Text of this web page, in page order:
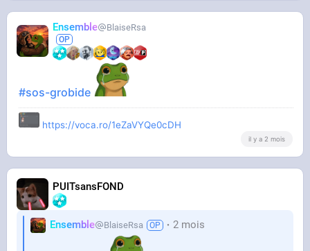
Ensemble BlaiseRsa
#sos-grobide
https://voca.ro/1eZaVYQe0cDH
il y a 2 mois
PUITsansFOND
Ensemble BlaiseRsa 2 mois